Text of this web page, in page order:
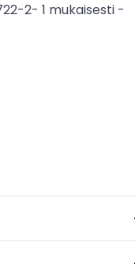
2- 1 mukaisesti-